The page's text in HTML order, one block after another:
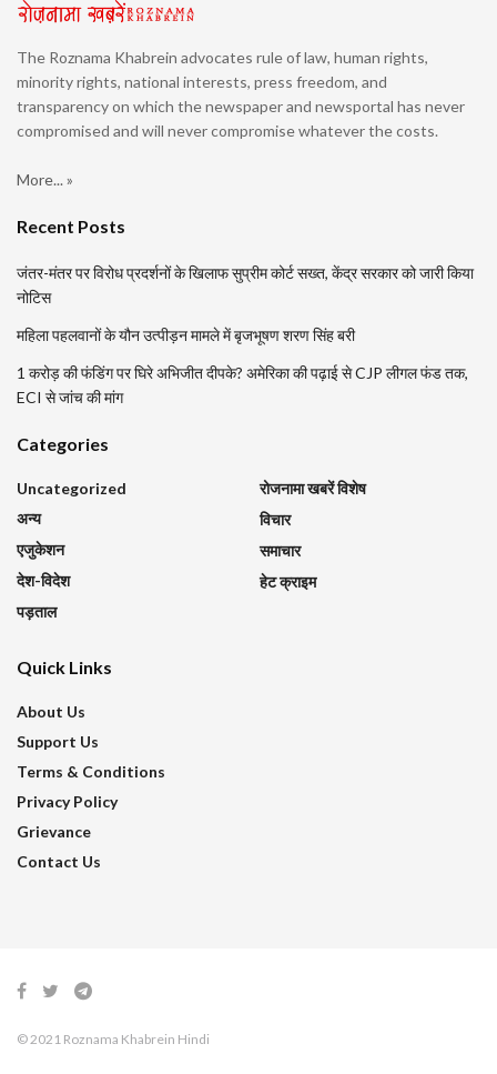
The Roznama Khabrein advocates rule of law, human rights,
minority rights, national interests, press freedom, and
transparency on which the newspaper and newsportal has never
compromised and will never compromise whatever the costs.
More... »
Recent Posts
जंतर-मंतर पर विरोध प्रदर्शनों के खिलाफ सुप्रीम कोर्ट सख्त, केंद्र सरकार को जारी किया
नोटिस
महिला पहलवानों के यौन उत्पीड़न मामले में बृजभूषण शरण सिंह बरी
1 करोड़ की फंडिंग पर घिरे अभिजीत दीपके? अमेरिका की पढ़ाई से CJP लीगल फंड तक,
ECI से जांच की मांग
Categories
Uncategorized
अन्य
एजुकेशन
देश-विदेश
पड़ताल
रोजनामा खबरें विशेष
विचार
समाचार
हेट क्राइम
Quick Links
About Us
Support Us
Terms & Conditions
Privacy Policy
Grievance
Contact Us
© 2021 Roznama Khabrein Hindi